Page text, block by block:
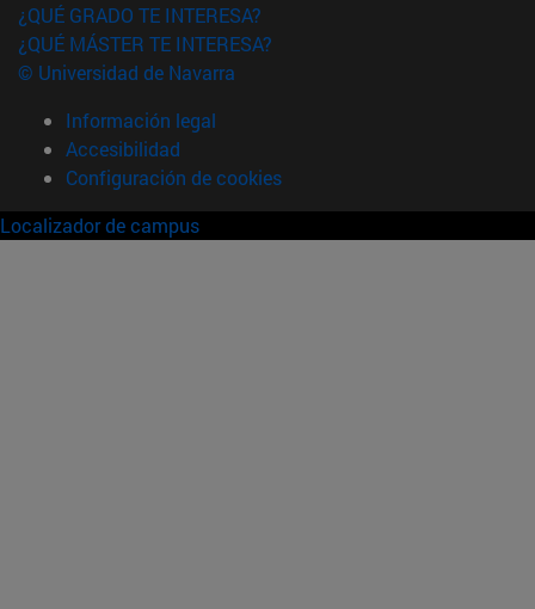
¿QUÉ GRADO TE INTERESA?
¿QUÉ MÁSTER TE INTERESA?
© Universidad de Navarra
Información legal
Accesibilidad
Configuración de cookies
Localizador de campus